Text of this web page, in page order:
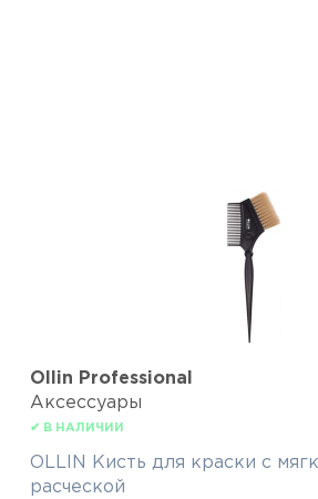
Ollin Professional
Аксессуары
✔ В НАЛИЧИИ
OLLIN Кисть для краски с
расческой